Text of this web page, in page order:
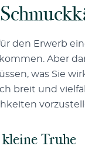
den Erwerb
Aber
was Sie
breit und
Truhe